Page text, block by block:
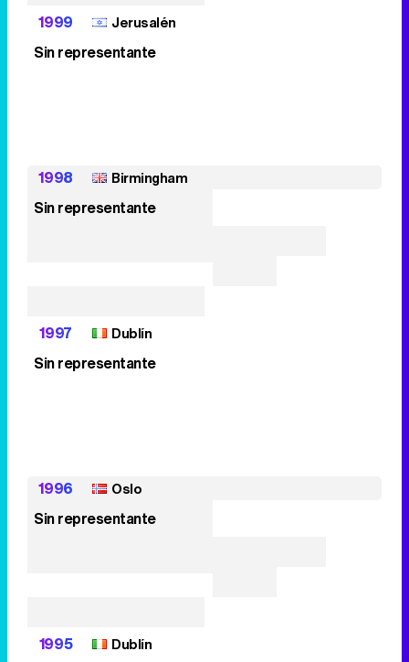
1999 Jerusalén
Sin representante
1998 Birmingham
Sin representante
1997 Dublín
Sin representante
1996 Oslo
Sin representante
1995 Dublín